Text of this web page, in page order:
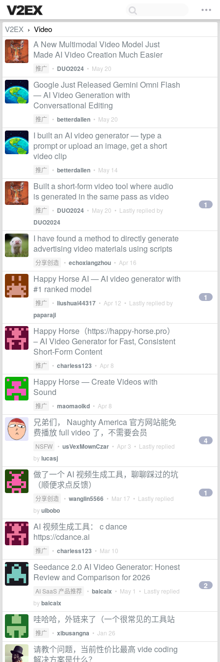
V2EX › Video
A New Multimodal Video Model Just
Made AI Video Creation Much Easier
推广 • DUO2024 • May 20
Google Just Released Gemini Omni Flash
— AI Video Generation with
Conversational Editing
推广 • betterdallen • May 20
I built an AI video generator — type a
prompt or upload an image, get a short
video clip
推广 • betterdallen • May 14
Built a short-form video tool where audio
is generated in the same pass as video
推广 • DUO2024 • May 20 • Lastly replied by
DUO2024
1
I have found a method to directly generate
advertising video materials using scripts
分享创造 • echoxiangzhou • Apr 16
Happy Horse AI — AI video generator with
#1 ranked model
推广 • liushuai44317 • Apr 12 • Lastly replied by
paparaji
1
Happy Horse（https://happy-horse.pro）
– AI Video Generator for Fast, Consistent
Short-Form Content
推广 • charless123 • Apr 8
Happy Horse — Create Videos with
Sound
推广 • maomaolkd • Apr 8
兄弟们， Naughty America 官方网站能免
费播放 full video 了，不需要会员
NSFW • usVexMownCzar • Apr 3 • Lastly replied
bylucasj
4
做了一个 AI 视频生成工具，聊聊踩过的坑
（顺便求点反馈）
分享创造 • wanglin5566 • Mar 17 • Lastly replied
byuibobo
1
AI 视频生成工具： c dance
https://cdance.ai
推广 • charless123 • Mar 10
Seedance 2.0 AI Video Generator: Honest
Review and Comparison for 2026
AI SaaS 产品推荐 • baicaix • May 1 • Lastly replied
bybaicaix
2
哇哈哈，外链来了（一个很常见的工具站
推广 • xibusangna • Jan 26
请教个问题，当前性价比最高 vide coding
解决方案是什么？